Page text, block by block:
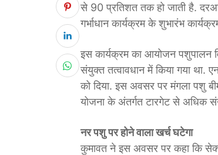
से 90 प्रतिशत तक हो जाती है.
गर्भाधान कार्यक्रम के शुभारंभ
इस कार्यक्रम का आयोजन पशुपालन
संयुक्त तत्वावधान में किया गया था.
को दिया. इस अवसर पर मंगला पशु
योजना के अंतर्गत टारगेट से अधिक
नर पशु पर होने वाला खर्च घटेगा
कुमावत ने इस अवसर पर कहा कि